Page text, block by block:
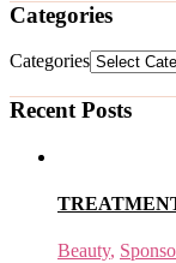
Categories
Categories
Recent Posts
Beauty,